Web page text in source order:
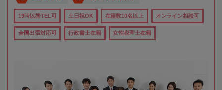
19時以降TEL可 土日祝OK 在籍数10名以上 オンライン相談可
全国出張対応可 行政書士在籍 女性税理士在籍